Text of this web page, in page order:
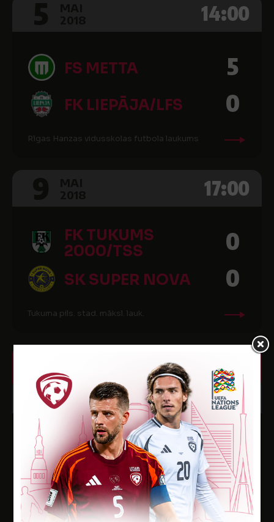
14:00
FS METTA 5
FK LIEPĀJA/LFS 0
Rīgas Hanzas vidusskolas futbola laukums
17:00
FK TUKUMS
2000/TSS
0
SK SUPER NOVA 0
Tukuma pils. stad. māksl. lauk.
12 MAI 12:30
2018
RĪGAS FUTBOLA
SKOLA
2
FS METTA 4
NSB "Arkādija", mākslīgais laukums